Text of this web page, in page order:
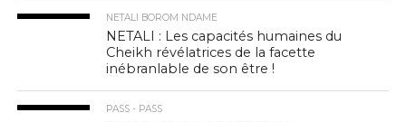
NETALI BOROM NDAME
NETALI : Les capacités humaines du
Cheikh révélatrices de la facette
inébranlable de son être !
PASS - PASS